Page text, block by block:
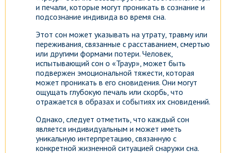
и печали, которые могут проникать в сознание и
подсознание индивида во время сна.
Этот сон может указывать на утрату, травму или
переживания, связанные с расставанием, смертью
или другими формами потери. Человек,
испытывающий сон о «Траур», может быть
подвержен эмоциональной тяжести, которая
может проникать в его сновидения. Они могут
ощущать глубокую печаль или скорбь, что
отражается в образах и событиях их сновидений.
Однако, следует отметить, что каждый сон
является индивидуальным и может иметь
уникальную интерпретацию, связанную с
конкретной жизненной ситуацией снаружи сна.